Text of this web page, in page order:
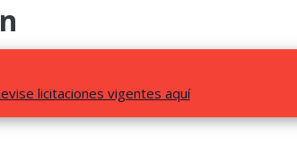
licitaciones vigentes aquí